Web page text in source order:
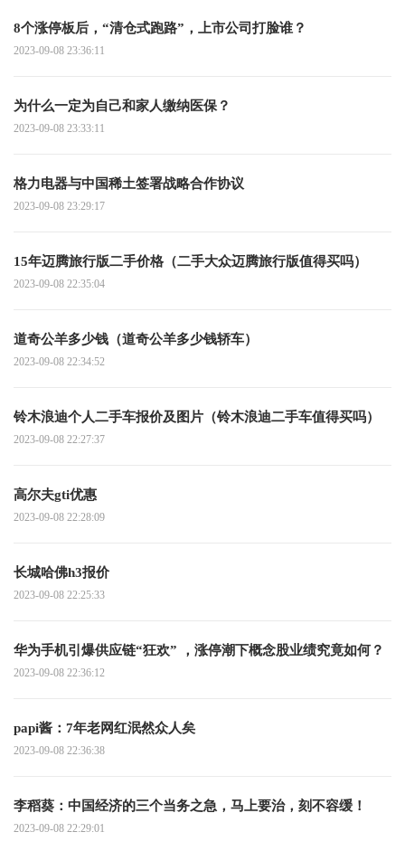
​8个涨停板后，“清仓式跑路”，上市公司打脸谁？
2023-09-08 23:36:11
为什么一定为自己和家人缴纳医保？
2023-09-08 23:33:11
格力电器与中国稀土签署战略合作协议
2023-09-08 23:29:17
15年迈腾旅行版二手价格（二手大众迈腾旅行版值得买吗）
2023-09-08 22:35:04
道奇公羊多少钱（道奇公羊多少钱轿车）
2023-09-08 22:34:52
铃木浪迪个人二手车报价及图片（铃木浪迪二手车值得买吗）
2023-09-08 22:27:37
高尔夫gti优惠
2023-09-08 22:28:09
长城哈佛h3报价
2023-09-08 22:25:33
华为手机引爆供应链“狂欢” ，涨停潮下概念股业绩究竟如何？
2023-09-08 22:36:12
papi酱：7年老网红泯然众人矣
2023-09-08 22:36:38
李稻葵：中国经济的三个当务之急，马上要治，刻不容缓！
2023-09-08 22:29:01